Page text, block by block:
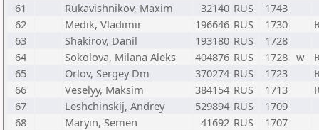
61
Rukavishnikov, Maxim 32140 RUS
1743
62
Medik, Vladimir 196646 RUS 1730
63
Shakirov, Danil 193180 RUS
1728
64
Sokolova, Milana Aleks 404876 RUS 1728 w
65
Orlov, Sergey Dm 370274 RUS 1723
66
Veselyy, Maksim 384154 RUS 1713
67
Leshchinskij, Andrey 529894 RUS
1709
68
Maryin, Semen 41692 RUS
1707